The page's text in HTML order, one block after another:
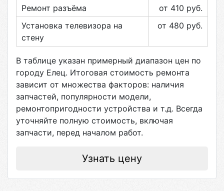
Ремонт разъёма
от 410 руб.
Установка телевизора на
стену
от 480 руб.
В таблице указан примерный диапазон цен по
городу Елец. Итоговая стоимость ремонта
зависит от множества факторов: наличия
запчастей, популярности модели,
ремонтопригодности устройства и т.д. Всегда
уточняйте полную стоимость, включая
запчасти, перед началом работ.
Узнать цену